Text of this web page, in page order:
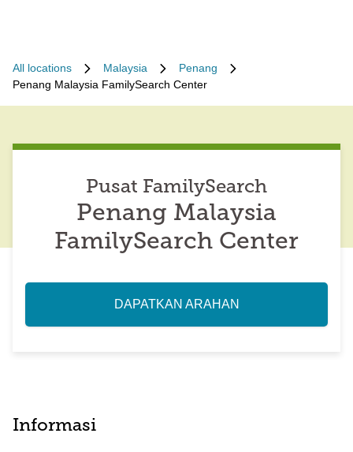
All locations Malaysia
Penang
Penang Malaysia FamilySearch Center
Pusat FamilySearch
Penang Malaysia
FamilySearch Center
DAPATKAN ARAHAN
Informasi